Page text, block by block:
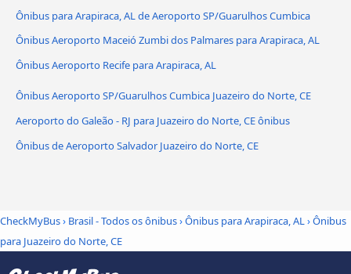
Ônibus para Arapiraca, AL de Aeroporto SP/Guarulhos Cumbica
Ônibus Aeroporto Maceió Zumbi dos Palmares para Arapiraca, AL
Ônibus Aeroporto Recife para Arapiraca, AL
Ônibus Aeroporto SP/Guarulhos Cumbica Juazeiro do Norte, CE
Aeroporto do Galeão - RJ para Juazeiro do Norte, CE ônibus
Ônibus de Aeroporto Salvador Juazeiro do Norte, CE
CheckMyBus› Brasil - Todos os ônibus›Ônibus para Arapiraca, AL›Ônibus
para Juazeiro do Norte, CE